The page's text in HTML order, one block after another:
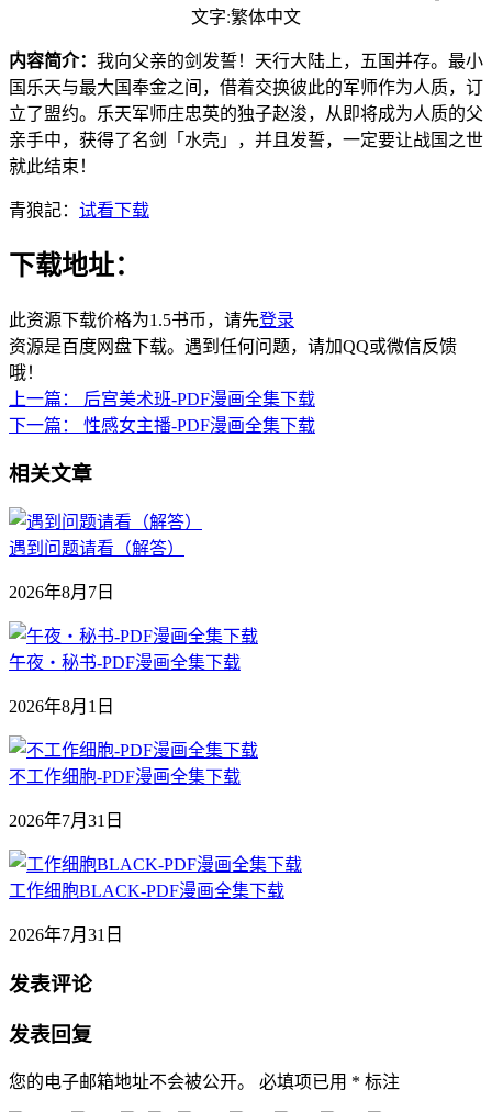
文字:繁体中文
内容简介： 我向父亲的剑发誓！天行大陆上，五国并存。最小
国乐天与最大国奉金之间，借着交换彼此的军师作为人质，订
立了盟约。乐天军师庄忠英的独子赵浚，从即将成为人质的父
亲手中，获得了名剑「水壳」，并且发誓，一定要让战国之世
就此结束！
青狼記： 试看下载
下载地址：
此资源下载价格为1.5书币，请先登录
资源是百度网盘下载。遇到任何问题，请加QQ或微信反馈
哦！
上一篇：
后宫美术班-PDF漫画全集下载
下一篇：
性感女主播-PDF漫画全集下载
相关文章
遇到问题请看（解答）
2026年8月7日
午夜‧秘书-PDF漫画全集下载
2026年8月1日
不工作细胞-PDF漫画全集下载
2026年7月31日
工作细胞BLACK-PDF漫画全集下载
2026年7月31日
发表评论
发表回复
您的电子邮箱地址不会被公开。 必填项已用 * 标注